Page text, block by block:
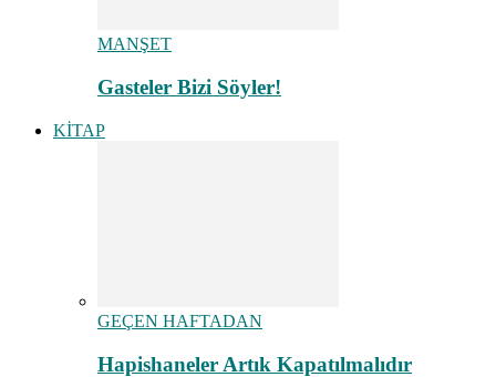
MANŞET
Gasteler Bizi Söyler!
KİTAP
GEÇEN HAFTADAN
Hapishaneler Artık Kapatılmalıdır